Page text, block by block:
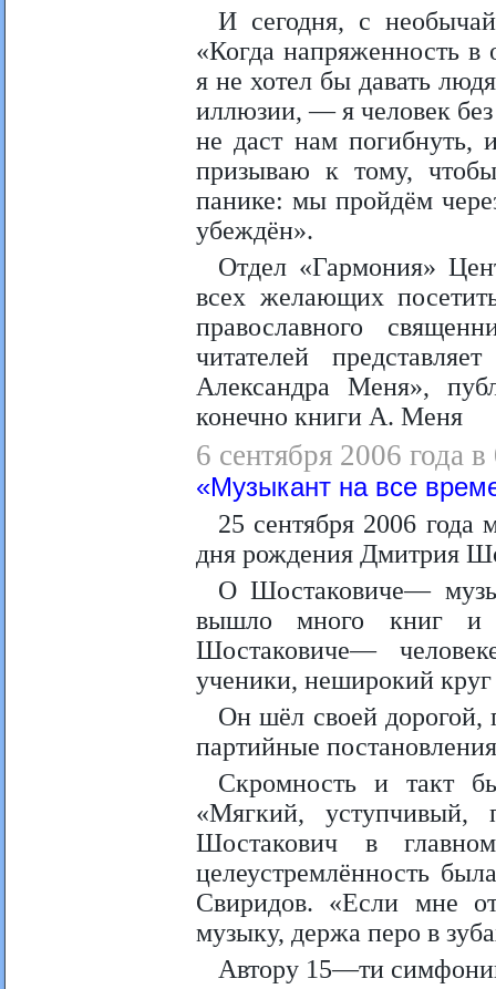
И сегодня, с
«Когда напряженность в
я не хотел бы давать
иллюзии, — я человек
не даст нам погибнуть,
призываю к тому,
панике: мы пройдём
убеждён».
Отдел «Гармония»
всех желающих
православного
читателей
Александра Меня»,
конечно книги А. Меня
6 сентября 2006 года
«Музыкант на все
25 сентября 2006 года
дня рождения Дмитрия
О Шостаковиче—
вышло много книг и
Шостаковиче—
ученики, неширокий круг
Он шёл своей дорогой,
партийные
Скромность и такт
«Мягкий, уступчивый,
Шостакович в
целеустремлённость
Свиридов. «Если мне
музыку, держа перо в
Автору 15—ти